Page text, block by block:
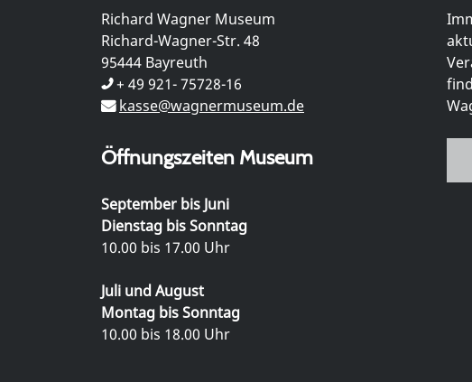
Richard Wagner Museum
Richard-Wagner-Str. 48
95444 Bayreuth
+ 49 921- 75728-16
kasse@wagnermuseum.de
Öffnungszeiten Museum
September bis Juni
Dienstag bis Sonntag
10.00 bis 17.00 Uhr
Juli und August
Montag bis Sonntag
10.00 bis 18.00 Uhr